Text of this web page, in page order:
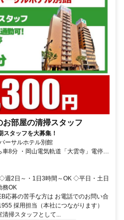
部屋の清掃スタッフ
タッフを大募集！
ーサルホテル別館
8分 ・岡山電気軌道「大雲寺」電停か
週2日～・1日3時間～OK ◇平日・土日
務OK
応募の苦手な方は お電話でのお問い合
採用担当（本社につながります）
掃スタッフとして...